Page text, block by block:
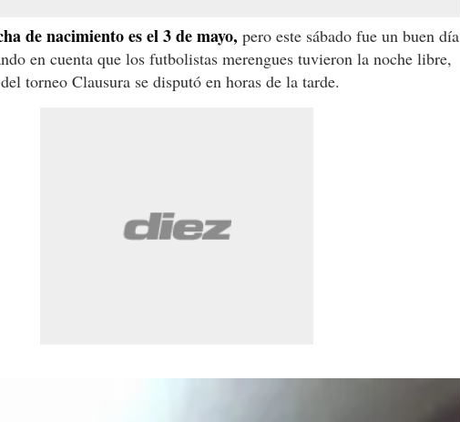
de nacimiento es el 3 de mayo, pero este sábado fue un buen día
en cuenta que los futbolistas merengues tuvieron la noche libre,
torneo Clausura se disputó en horas de la tarde.